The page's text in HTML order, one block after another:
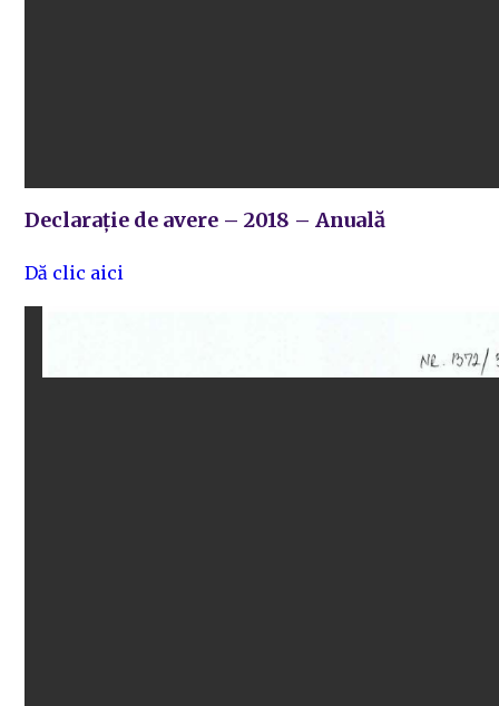
Declarație de avere – 2018 – Anuală
Dă clic aici